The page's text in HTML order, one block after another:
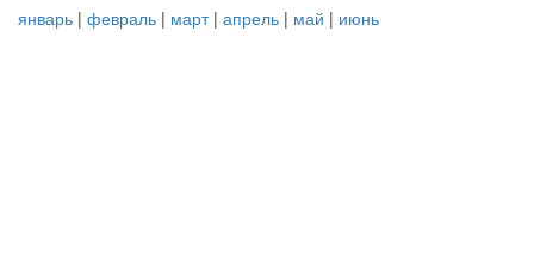
январь | февраль | март| апрель | май | июнь